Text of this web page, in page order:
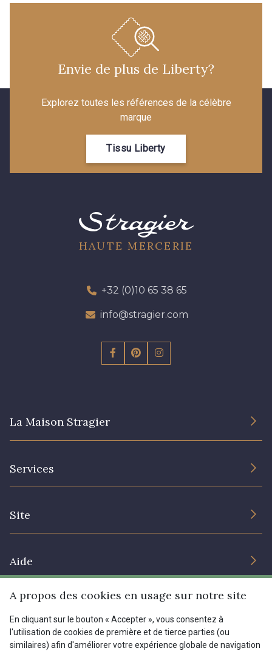
Envie de plus de Liberty?
Explorez toutes les références de la célèbre
marque
Tissu Liberty
HAUTE MERCERIE
+32 (0)10 65 38 65
info@stragier.com
La Maison Stragier
Services
Site
Prix réduits
Magazine
Aide
Livraison : France, Belgique, International
Retours & réclamations
FAQ - Questions fréquentes
Tous nos tissus
A propos des cookies en usage sur notre site
En cliquant sur le bouton « Accepter », vous consentez à
l'utilisation de cookies de première et de tierce parties (ou
similaires) afin d'améliorer votre expérience globale de navigation